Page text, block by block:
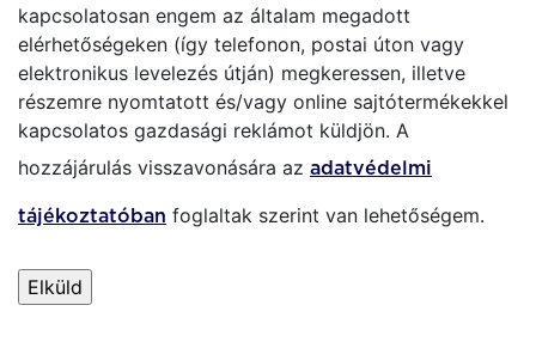
kapcsolatosan engem az általam megadott
elérhetőségeken (így telefonon, postai úton vagy
elektronikus levelezés útján) megkeressen, illetve
részemre nyomtatott és/vagy online sajtótermékekkel
kapcsolatos gazdasági reklámot küldjön. A
hozzájárulás visszavonására az adatvédelmi
tájékoztatóban foglaltak szerint van lehetőségem.